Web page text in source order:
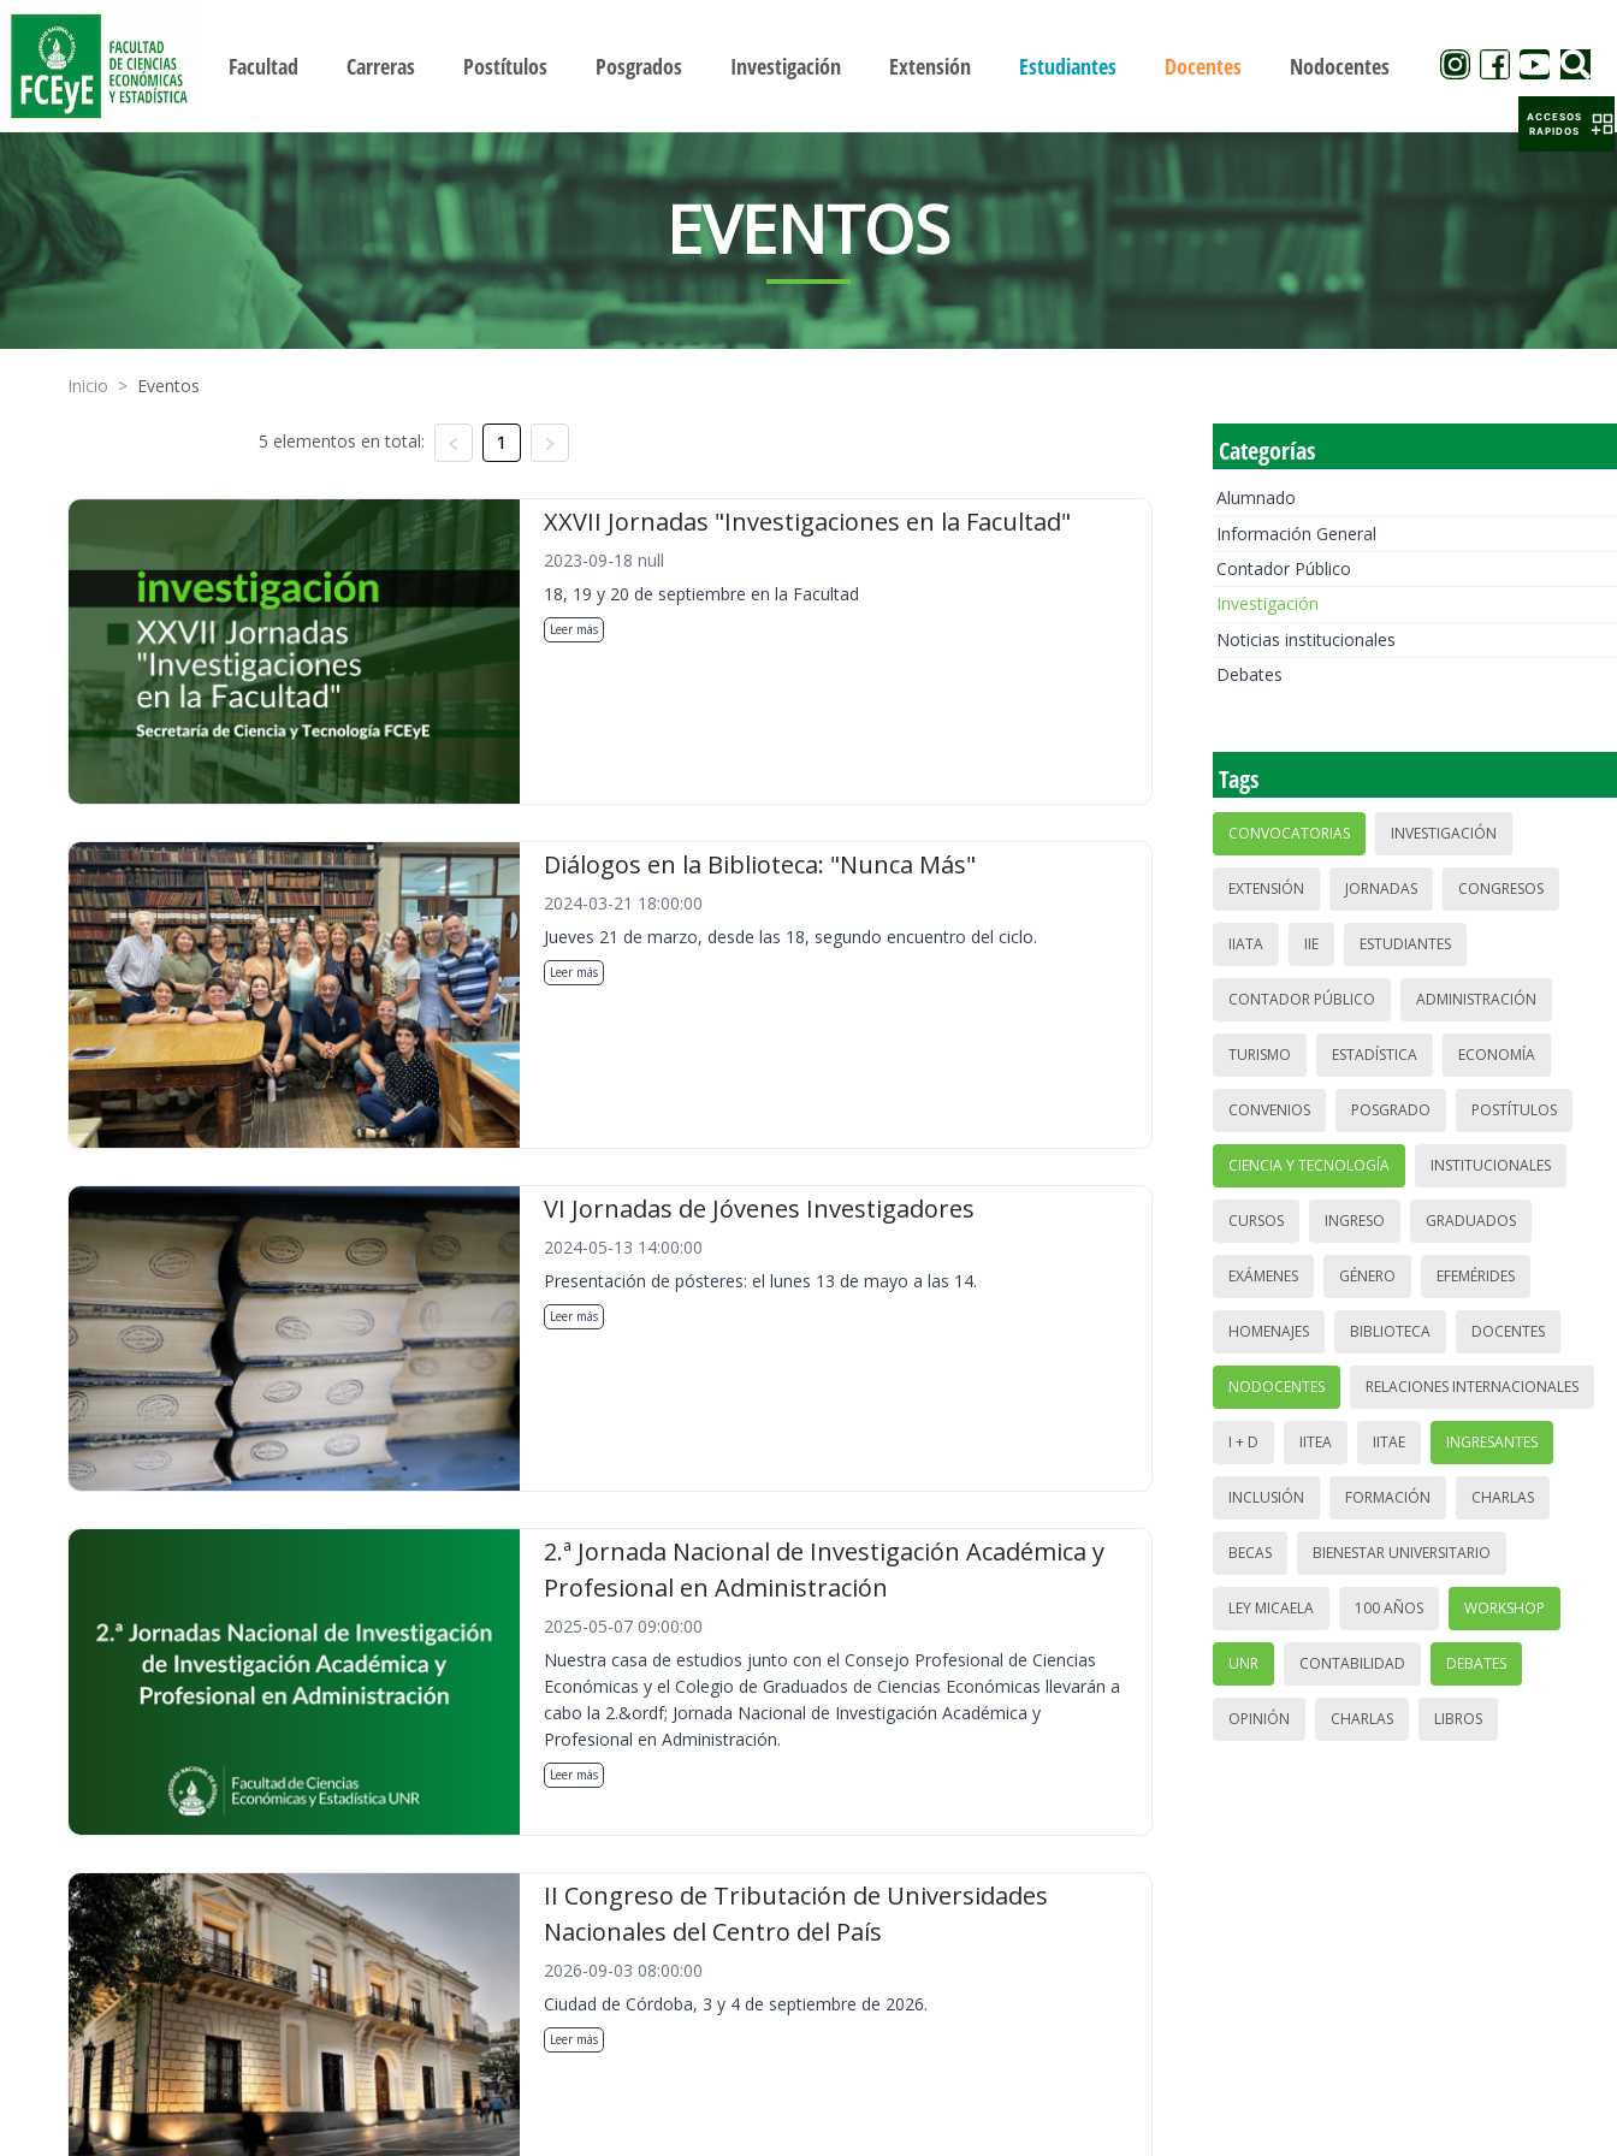
Facultad Carreras Postítulos Posgrados Investigación Extensión Estudiantes Docentes Nodocentes
EVENTOS
Inicio > Eventos
5 elementos en total: 1
XXVII Jornadas "Investigaciones en la Facultad"
2023-09-18 null
18, 19 y 20 de septiembre en la Facultad
Leer más
Diálogos en la Biblioteca: "Nunca Más"
2024-03-21 18:00:00
Jueves 21 de marzo, desde las 18, segundo encuentro del ciclo.
Leer más
VI Jornadas de Jóvenes Investigadores
2024-05-13 14:00:00
Presentación de pósteres: el lunes 13 de mayo a las 14.
Leer más
2.ª Jornada Nacional de Investigación Académica y
Profesional en Administración
2025-05-07 09:00:00
Nuestra casa de estudios junto con el Consejo Profesional de Ciencias
Económicas y el Colegio de Graduados de Ciencias Económicas llevarán a
cabo la 2.&ordf; Jornada Nacional de Investigación Académica y
Profesional en Administración.
Leer más
II Congreso de Tributación de Universidades
Nacionales del Centro del País
2026-09-03 08:00:00
Ciudad de Córdoba, 3 y 4 de septiembre de 2026.
Leer más
Categorías
Alumnado
Información General
Contador Público
Investigación
Noticias institucionales
Debates
Tags
CONVOCATORIAS INVESTIGACIÓN
EXTENSIÓN JORNADAS CONGRESOS
IIATA IIE ESTUDIANTES
CONTADOR PÚBLICO ADMINISTRACIÓN
TURISMO ESTADÍSTICA ECONOMÍA
CONVENIOS POSGRADO POSTÍTULOS
CIENCIA Y TECNOLOGÍA INSTITUCIONALES
CURSOS INGRESO GRADUADOS
EXÁMENES GÉNERO EFEMÉRIDES
HOMENAJES BIBLIOTECA DOCENTES
NODOCENTES RELACIONES INTERNACIONALES
I + D IITEA IITAE INGRESANTES
INCLUSIÓN FORMACIÓN CHARLAS
BECAS BIENESTAR UNIVERSITARIO
LEY MICAELA 100 AÑOS WORKSHOP
UNR CONTABILIDAD DEBATES
OPINIÓN CHARLAS LIBROS
ACCESOS
RAPIDOS